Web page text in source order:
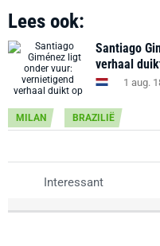
Lees ook:
Santiago
verhaal
1 aug.
MILAN BRAZILIË
Interessant